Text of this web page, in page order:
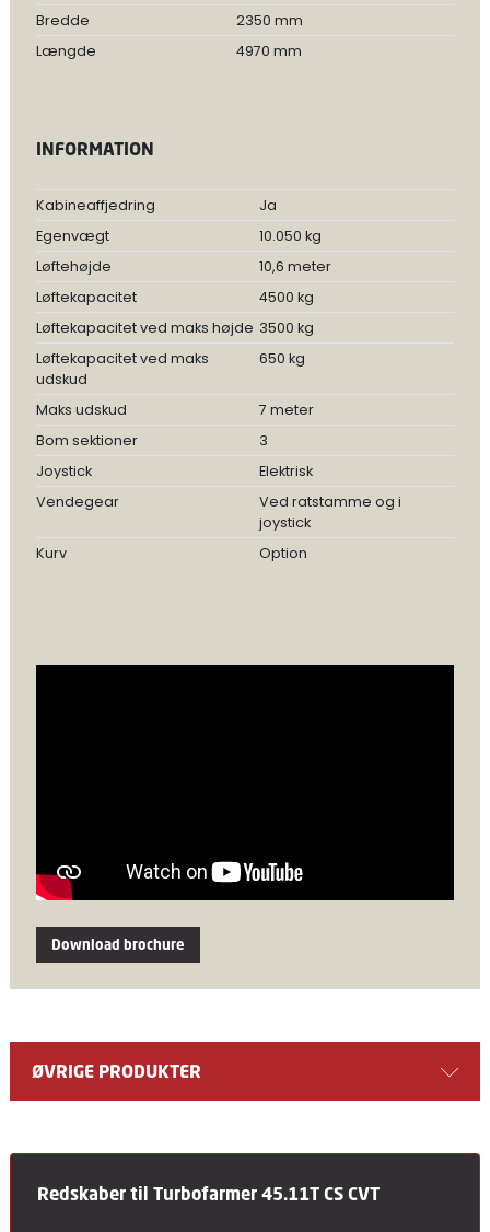
Bredde
2350 mm
Længde
4970 mm
INFORMATION
Kabineaffjedring
Ja
Egenvægt
10.050 kg
Løftehøjde
10,6 meter
Løftekapacitet
4500 kg
Løftekapacitet ved maks højde 3500 kg
Løftekapacitet ved maks
udskud
650 kg
Maks udskud
7 meter
Bom sektioner
3
Joystick
Elektrisk
Vendegear
Ved ratstamme og i
joystick
Kurv
Option
Download brochure
ØVRIGE PRODUKTER
Redskaber til Turbofarmer 45.11T CS CVT